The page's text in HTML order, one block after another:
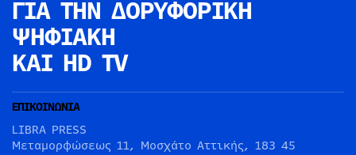
ΓΙΑ ΤΗΝ ΔΟΡΥΦΟΡΙΚΗ
ΨΗΦΙΑΚΗ
ΚΑΙ HD TV
ΕΠΙΚΟΙΝΩΝΙΑ
LIBRA PRESS
Μεταμορφώσεως 11, Μοσχάτο Αττικής, 183 45